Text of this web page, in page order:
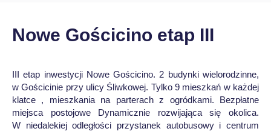
Nowe Gościcino etap III
III etap inwestycji Nowe Gościcino. 2 budynki wielorodzinne,
w Gościcinie przy ulicy Śliwkowej. Tylko 9 mieszkań w każdej
klatce , mieszkania na parterach z ogródkami. Bezpłatne
miejsca postojowe Dynamicznie rozwijająca się okolica.
W niedalekiej odległości przystanek autobusowy i centrum